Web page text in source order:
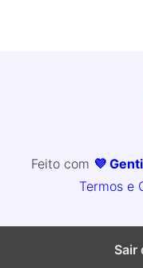
Feito com 💜
Termos e
Sair